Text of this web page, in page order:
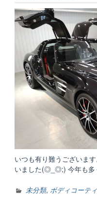
いつも有り難うございま
いました(◎_◎;) 今年も
未分類, ボディコーテ